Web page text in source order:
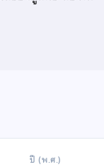
ปี (พ.ศ.)